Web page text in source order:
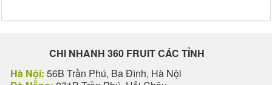
CHI NHANH 360 FRUIT CÁC TỈNH
Hà Nội: 56B Trần Phú, Ba Đình, Hà Nội